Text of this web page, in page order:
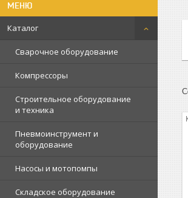
Каталог
Сварочное оборудование
Компрессоры
Строительное оборудование
и техника
Пневмоинструмент и
оборудование
Насосы и мотопомпы
Складское оборудование